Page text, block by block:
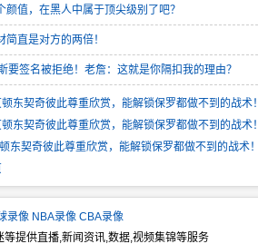
颜值，在黑人中属于顶尖级别了吧？
直是对方的两倍！
要签名被拒绝！老詹：这就是你隔扣我的理由？
东契奇彼此尊重欣赏，能解锁保罗都做不到的战术！
东契奇彼此尊重欣赏，能解锁保罗都做不到的战术！
东契奇彼此尊重欣赏，能解锁保罗都做不到的战术！
录像 NBA录像 CBA录像
提供直播,新闻资讯,数据,视频集锦等服务